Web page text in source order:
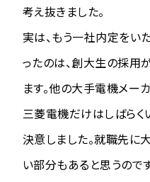
考え抜きました。
実は、もう一社内定をい
ったのは、創大生の採用
ます。他の大手電機メー
三菱電機だけはしばらく
決意しました。就職先に
い部分もあると思うので